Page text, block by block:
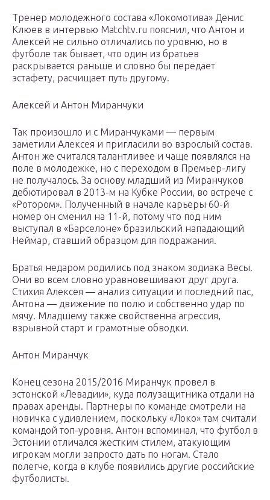
Тренер молодежного состава «Локомотива» Денис
Клюев в интервью Мatchtv.ru пояснил, что Антон и
Алексей не сильно отличались по уровню, но в
футболе так бывает, что один из братьев
раскрывается раньше и словно бы передает
эстафету, расчищает путь другому.
Алексей и Антон Миранчуки
Так произошло и с Миранчуками — первым
заметили Алексея и пригласили во взрослый состав.
Антон же считался талантливее и чаще появлялся на
поле в молодежке, но с переходом в Премьер-лигу
не получалось. За основу младший из Миранчуков
дебютировал в 2013-м на Кубке России, во встрече с
«Ротором». Полученный в начале карьеры 60-й
номер он сменил на 11-й, потому что под ним
выступал в «Барселоне» бразильский нападающий
Неймар, ставший образцом для подражания.
Братья недаром родились под знаком зодиака Весы.
Они во всем словно уравновешивают друг друга.
Стихия Алексея — анализ ситуации и последний пас,
Антона — движение по полю и собственно удар по
мячу. Младшему также свойственна агрессия,
взрывной старт и грамотные обводки.
Антон Миранчук
Конец сезона 2015/2016 Миранчук провел в
эстонской «Левадии», куда полузащитника отдали на
правах аренды. Партнеры по команде смотрели на
новичка с удивлением, поскольку «Локо» там считали
командой топ-уровня. Антон вспоминал, что футбол в
Эстонии отличался жестким стилем, атакующим
игрокам могли запросто дать по ногам. Стало
полегче, когда в клубе появились другие российские
футболисты.